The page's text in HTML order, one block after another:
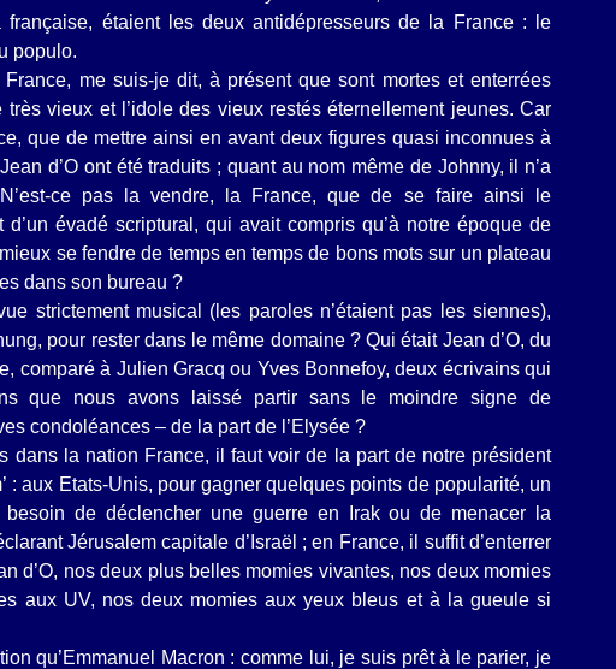
étaient les deux antidépresseurs de la France : le
populo.
France, me suis-je dit, à présent que sont mortes et enterrées
très vieux et l’idole des vieux restés éternellement jeunes. Car
que de mettre ainsi en avant deux figures quasi inconnues à
d’O ont été traduits ; quant au nom même de Johnny, il n’a
ce pas la vendre, la France, que de se faire ainsi le
d’un évadé scriptural, qui avait compris qu’à notre époque de
se fendre de temps en temps de bons mots sur un plateau
dans son bureau ?
strictement musical (les paroles n’étaient pas les siennes),
pour rester dans le même domaine ? Qui était Jean d’O, du
comparé à Julien Gracq ou Yves Bonnefoy, deux écrivains qui
que nous avons laissé partir sans le moindre signe de
condoléances – de la part de l’Elysée ?
dans la nation France, il faut voir de la part de notre président
: aux Etats-Unis, pour gagner quelques points de popularité, un
de déclencher une guerre en Irak ou de menacer la
Jérusalem capitale d’Israël ; en France, il suffit d’enterrer
d’O, nos deux plus belles momies vivantes, nos deux momies
aux UV, nos deux momies aux yeux bleus et à la gueule si
qu’Emmanuel Macron : comme lui, je suis prêt à le parier, je